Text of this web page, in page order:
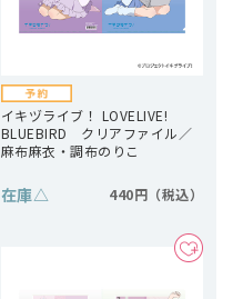
イキヅライブ！ LOVELIVE!
BLUEBIRD クリアファイル／
麻布麻衣・調布のりこ
在庫△ 440円